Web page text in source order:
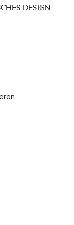
DESIGN